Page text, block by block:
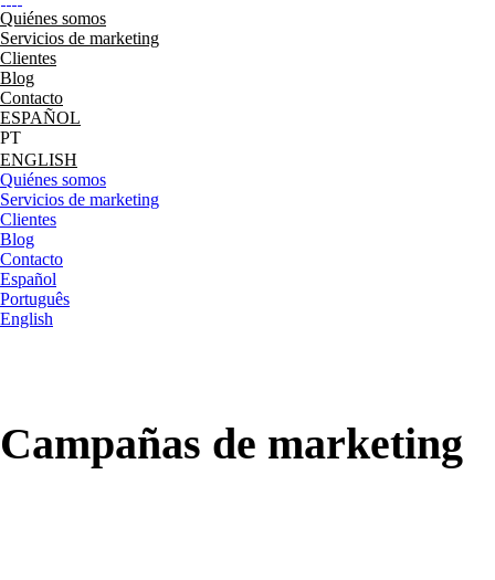
Quiénes somos
Servicios de marketing
Clientes
Blog
Contacto
ESPAÑOL
ENGLISH
Quiénes somos
Servicios de marketing
Clientes
Blog
Contacto
Español
Português
English
Campañas de marketing